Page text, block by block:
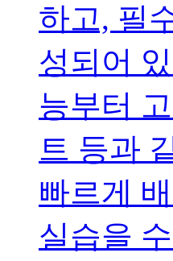
하고, 필
성되어
능부터
트 등과
빠르게
실습을